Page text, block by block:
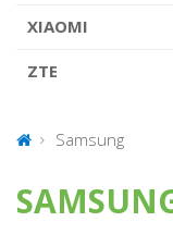
XIAOMI
ZTE
Samsung